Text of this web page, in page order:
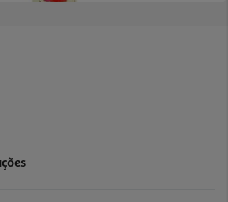
Frango/salmão 85g